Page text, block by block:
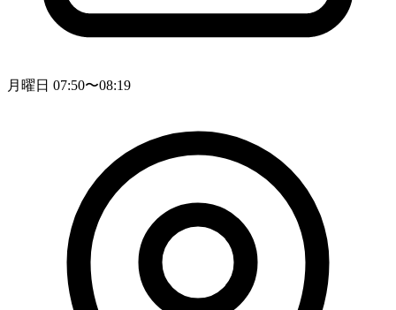
月曜日 07:50〜08:19